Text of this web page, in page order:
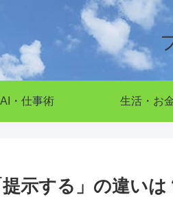
AI・仕事術 生活・お
提示する」の違い